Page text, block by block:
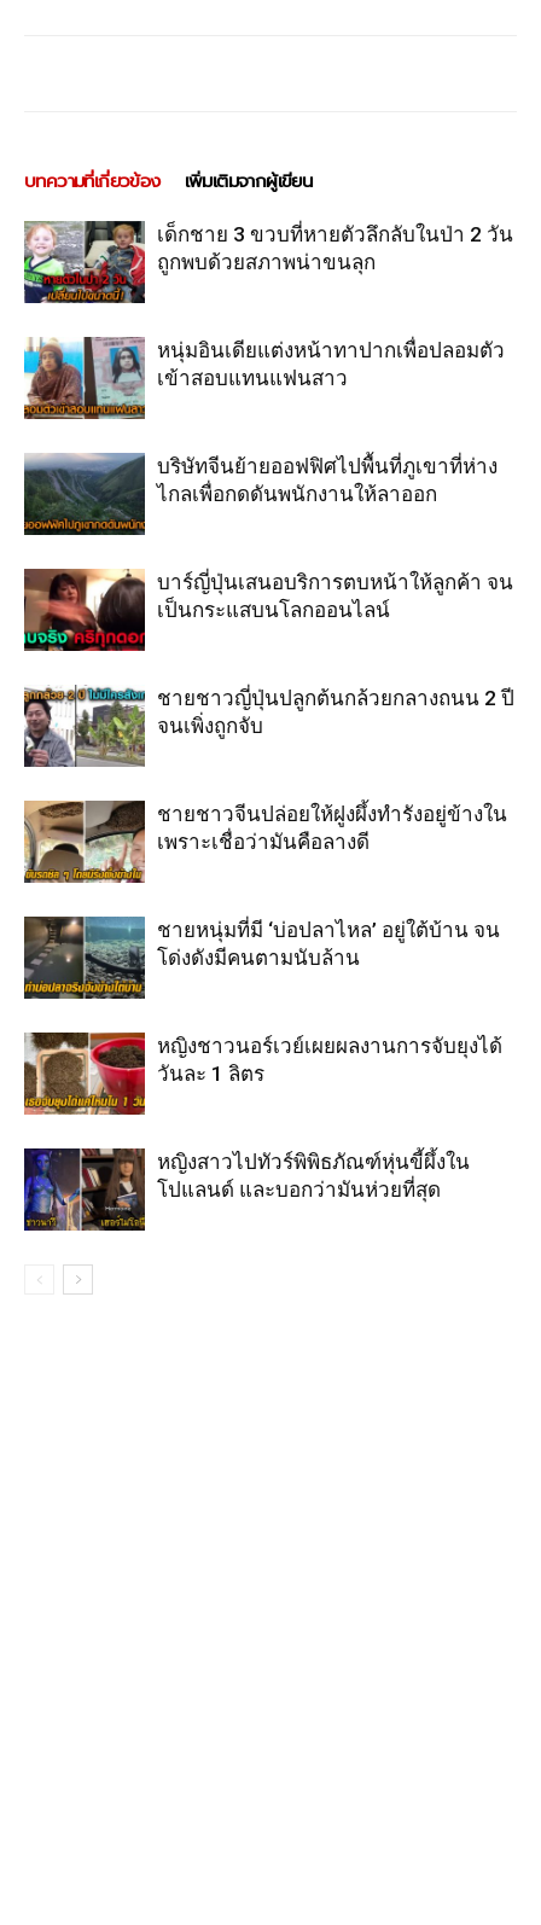
บทความที่เกี่ยวข้อง เพิ่มเติมจากผู้เขียน
เด็กชาย 3 ขวบที่หายตัวลึกลับในป่า 2 วัน
ถูกพบด้วยสภาพน่าขนลุก
หนุ่มอินเดียแต่งหน้าทาปากเพื่อปลอมตัว
เข้าสอบแทนแฟนสาว
บริษัทจีนย้ายออฟฟิศไปพื้นที่ภูเขาที่ห่าง
ไกลเพื่อกดดันพนักงานให้ลาออก
บาร์ญี่ปุ่นเสนอบริการตบหน้าให้ลูกค้า จน
เป็นกระแสบนโลกออนไลน์
ชายชาวญี่ปุ่นปลูกต้นกล้วยกลางถนน 2 ปี
จนเพิ่งถูกจับ
ชายชาวจีนปล่อยให้ฝูงผึ้งทำรังอยู่ข้างใน
เพราะเชื่อว่ามันคือลางดี
ชายหนุ่มที่มี ‘บ่อปลาไหล’ อยู่ใต้บ้าน จน
โด่งดังมีคนตามนับล้าน
หญิงชาวนอร์เวย์เผยผลงานการจับยุงได้
วันละ 1 ลิตร
หญิงสาวไปทัวร์พิพิธภัณฑ์หุ่นขี้ผึ้งใน
โปแลนด์ และบอกว่ามันห่วยที่สุด